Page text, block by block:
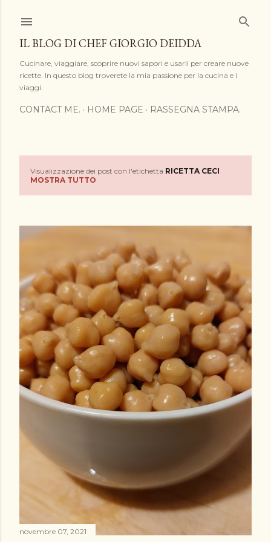
IL BLOG DI CHEF GIORGIO DEIDDA
Cucinare, viaggiare, scoprire nuovi sapori e usarli per creare nuove
ricette. In questo blog troverete la mia passione per la cucina e i
viaggi.
CONTACT ME. HOME PAGE RASSEGNA STAMPA.
s
Visualizzazione dei post con l'etichetta RICETTA CECI
MOSTRA TUTTO
novembre 07, 2021